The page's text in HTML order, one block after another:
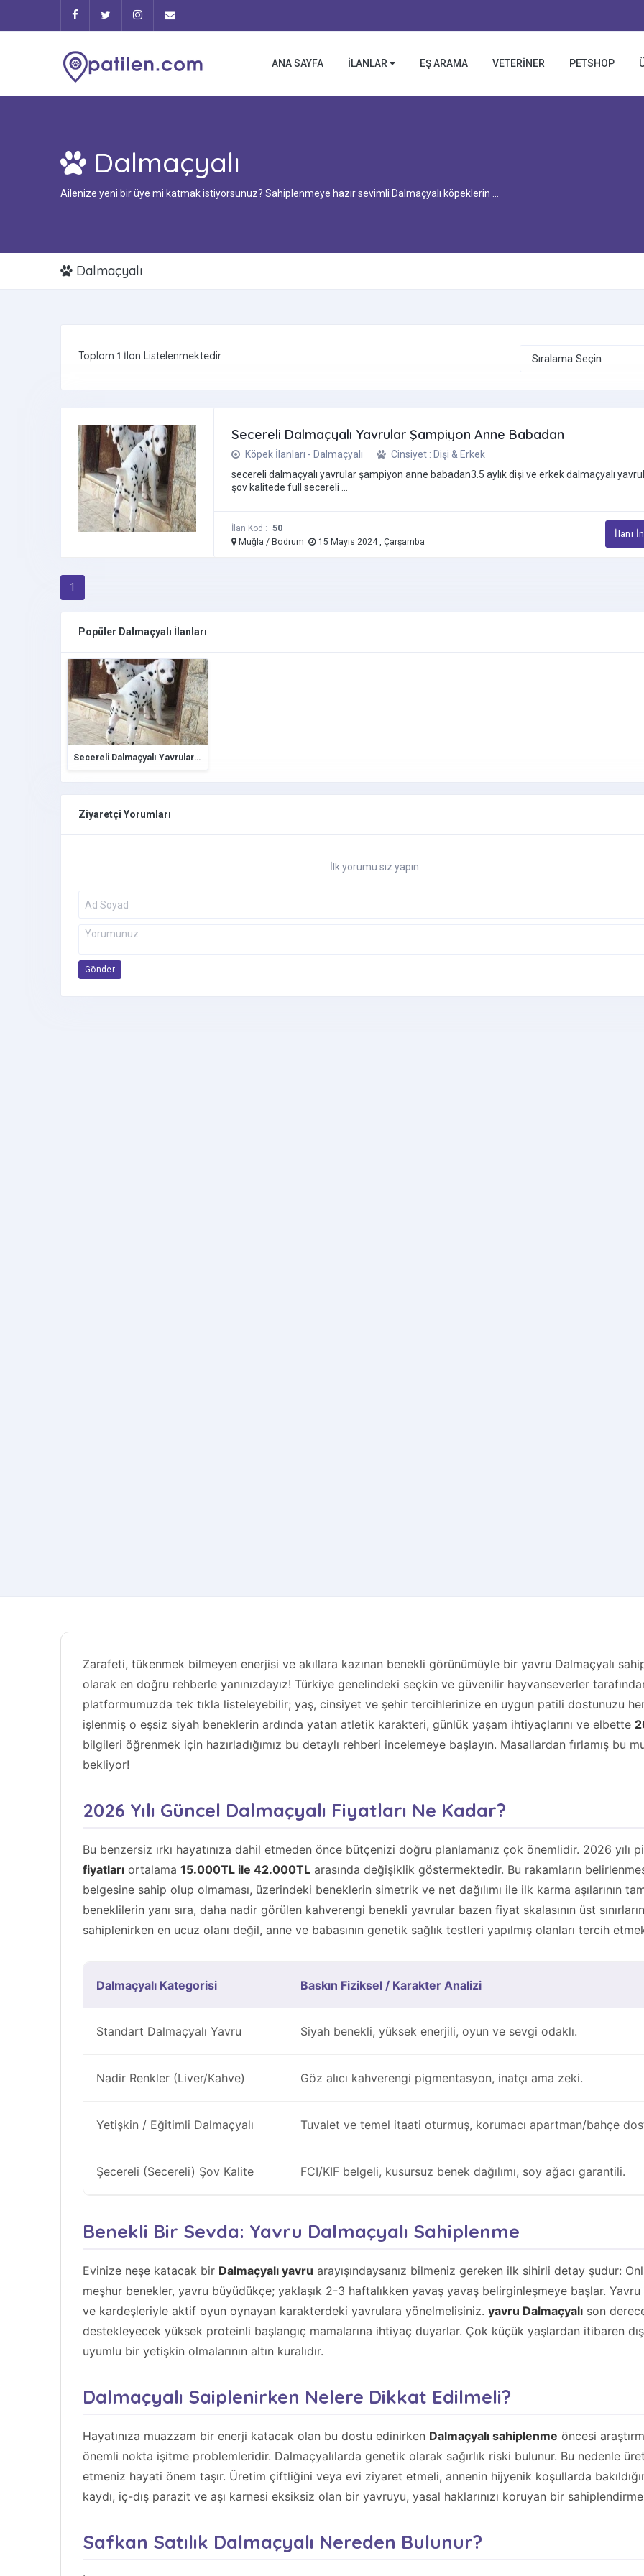
ANA SAYFA İLANLAR EŞ ARAMA VETERİNER PETSHOP
Dalmaçyalı
Ailenize yeni bir üye mi katmak istiyorsunuz? Sahiplenmeye hazır sevimli Dalmaçyalı köpeklerin ...
Dalmaçyalı
Toplam 1 İlan Listelenmektedir.
Secereli Dalmaçyalı Yavrular Şampiyon Anne Babadan
Köpek İlanları - Dalmaçyalı
Cinsiyet : Dişi & Erkek
secereli dalmaçyalı yavrular şampiyon anne babadan3.5 aylık dişi ve erkek dalmaçyalı
şov kalitede full secereli ...
İlan Kod : 50
Muğla / Bodrum 15 Mayıs 2024 , Çarşamba
İlanı
1
Popüler Dalmaçyalı İlanları
Secereli Dalmaçyalı Yavrular Şampiyon Anne Babadan
Ziyaretçi Yorumları
İlk yorumu siz yapın.
Gönder
Zarafeti, tükenmek bilmeyen enerjisi ve akıllara kazınan benekli görünümüyle bir yavru Dalmaçyalı
olarak en doğru rehberle yanınızdayız! Türkiye genelindeki seçkin ve güvenilir hayvanseverler
platformumuzda tek tıkla listeleyebilir; yaş, cinsiyet ve şehir tercihlerinize en uygun patili dostunuzu
işlenmiş o eşsiz siyah beneklerin ardında yatan atletik karakteri, günlük yaşam ihtiyaçlarını ve elbette
bilgileri öğrenmek için hazırladığımız bu detaylı rehberi incelemeye başlayın. Masallardan fırlamış bu
bekliyor!
2026 Yılı Güncel Dalmaçyalı Fiyatları Ne Kadar?
Bu benzersiz ırkı hayatınıza dahil etmeden önce bütçenizi doğru planlamanız çok önemlidir. 2026 yılı
fiyatları ortalama 15.000TL ile 42.000TL arasında değişiklik göstermektedir. Bu rakamların
belgesine sahip olup olmaması, üzerindeki beneklerin simetrik ve net dağılımı ile ilk karma aşılarının
beneklilerin yanı sıra, daha nadir görülen kahverengi benekli yavrular bazen fiyat skalasının üst
sahiplenirken en ucuz olanı değil, anne ve babasının genetik sağlık testleri yapılmış olanları tercih
Dalmaçyalı Kategorisi Baskın Fiziksel / Karakter Analizi
Standart Dalmaçyalı Yavru Siyah benekli, yüksek enerjili, oyun ve sevgi odaklı.
Nadir Renkler (Liver/Kahve) Göz alıcı kahverengi pigmentasyon, inatçı ama zeki.
Yetişkin / Eğitimli Dalmaçyalı Tuvalet ve temel itaati oturmuş, korumacı apartman/bahçe
Şecereli (Secereli) Şov Kalite FCI/KIF belgeli, kusursuz benek dağılımı, soy ağacı garantili.
Benekli Bir Sevda: Yavru Dalmaçyalı Sahiplenme
Evinize neşe katacak bir Dalmaçyalı yavru arayışındaysanız bilmeniz gereken ilk sihirli detay şudur:
meşhur benekler, yavru büyüdükçe; yaklaşık 2-3 haftalıkken yavaş yavaş belirginleşmeye başlar.
ve kardeşleriyle aktif oyun oynayan karakterdeki yavrulara yönelmelisiniz. yavru Dalmaçyalı son
destekleyecek yüksek proteinli başlangıç mamalarına ihtiyaç duyarlar. Çok küçük yaşlardan itibaren
uyumlu bir yetişkin olmalarının altın kuralıdır.
Dalmaçyalı Saiplenirken Nelere Dikkat Edilmeli?
Hayatınıza muazzam bir enerji katacak olan bu dostu edinirken Dalmaçyalı sahiplenme öncesi
önemli nokta işitme problemleridir. Dalmaçyalılarda genetik olarak sağırlık riski bulunur. Bu nedenle
etmeniz hayati önem taşır. Üretim çiftliğini veya evi ziyaret etmeli, annenin hijyenik koşullarda
kaydı, iç-dış parazit ve aşı karnesi eksiksiz olan bir yavruyu, yasal haklarınızı koruyan bir
Safkan Satılık Dalmaçyalı Nereden Bulunur?